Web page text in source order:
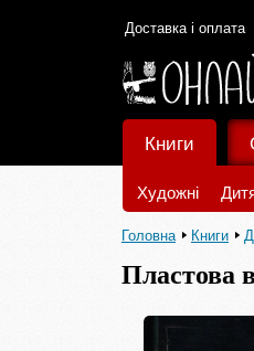
Доставка і оплата
Книги
Художні
Головна Книги
Пластова